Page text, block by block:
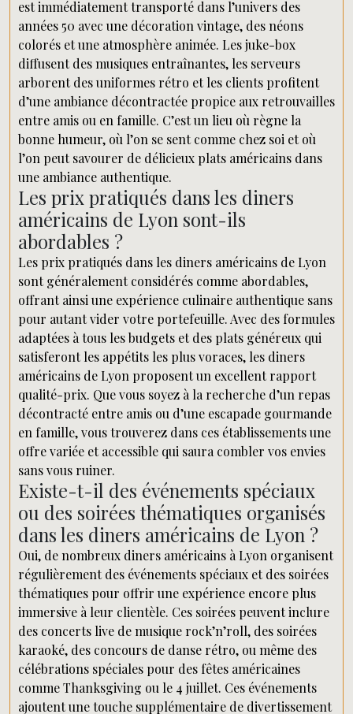
est immédiatement transporté dans l’univers des
années 50 avec une décoration vintage, des néons
colorés et une atmosphère animée. Les juke-box
diffusent des musiques entraînantes, les serveurs
arborent des uniformes rétro et les clients profitent
d’une ambiance décontractée propice aux retrouvailles
entre amis ou en famille. C’est un lieu où règne la
bonne humeur, où l’on se sent comme chez soi et où
l’on peut savourer de délicieux plats américains dans
une ambiance authentique.
Les prix pratiqués dans les diners
américains de Lyon sont-ils
abordables ?
Les prix pratiqués dans les diners américains de Lyon
sont généralement considérés comme abordables,
offrant ainsi une expérience culinaire authentique sans
pour autant vider votre portefeuille. Avec des formules
adaptées à tous les budgets et des plats généreux qui
satisferont les appétits les plus voraces, les diners
américains de Lyon proposent un excellent rapport
qualité-prix. Que vous soyez à la recherche d’un repas
décontracté entre amis ou d’une escapade gourmande
en famille, vous trouverez dans ces établissements une
offre variée et accessible qui saura combler vos envies
sans vous ruiner.
Existe-t-il des événements spéciaux
ou des soirées thématiques organisés
dans les diners américains de Lyon ?
Oui, de nombreux diners américains à Lyon organisent
régulièrement des événements spéciaux et des soirées
thématiques pour offrir une expérience encore plus
immersive à leur clientèle. Ces soirées peuvent inclure
des concerts live de musique rock’n’roll, des soirées
karaoké, des concours de danse rétro, ou même des
célébrations spéciales pour des fêtes américaines
comme Thanksgiving ou le 4 juillet. Ces événements
ajoutent une touche supplémentaire de divertissement